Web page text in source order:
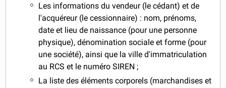
Les informations du vendeur (le cédant) et de
l'acquéreur (le cessionnaire) : nom, prénoms,
date et lieu de naissance (pour une personne
physique), dénomination sociale et forme (pour
une société), ainsi que la ville d'immatriculation
au RCS et le numéro SIREN ;
La liste des éléments corporels (marchandises et